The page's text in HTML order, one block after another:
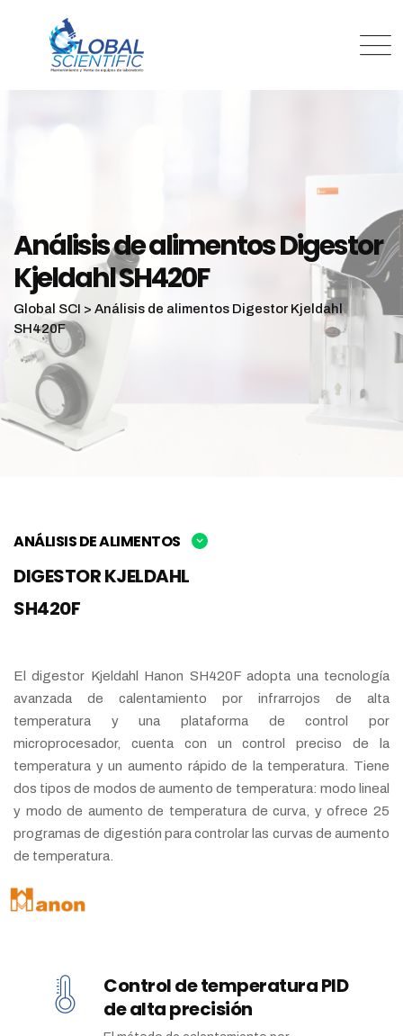
Análisis de alimentos Digestor
Kjeldahl SH420F
Global SCI > Análisis de alimentos Digestor Kjeldahl
SH420F
ANÁLISIS DE ALIMENTOS
DIGESTOR KJELDAHL
SH420F
El digestor Kjeldahl Hanon SH420F adopta una tecnología
avanzada de calentamiento por infrarrojos de alta
temperatura y una plataforma de control por
microprocesador, cuenta con un control preciso de la
temperatura y un aumento rápido de la temperatura. Tiene
dos tipos de modos de aumento de temperatura: modo lineal
y modo de aumento de temperatura de curva, y ofrece 25
programas de digestión para controlar las curvas de aumento
de temperatura.
Control de temperatura PID
de alta precisión